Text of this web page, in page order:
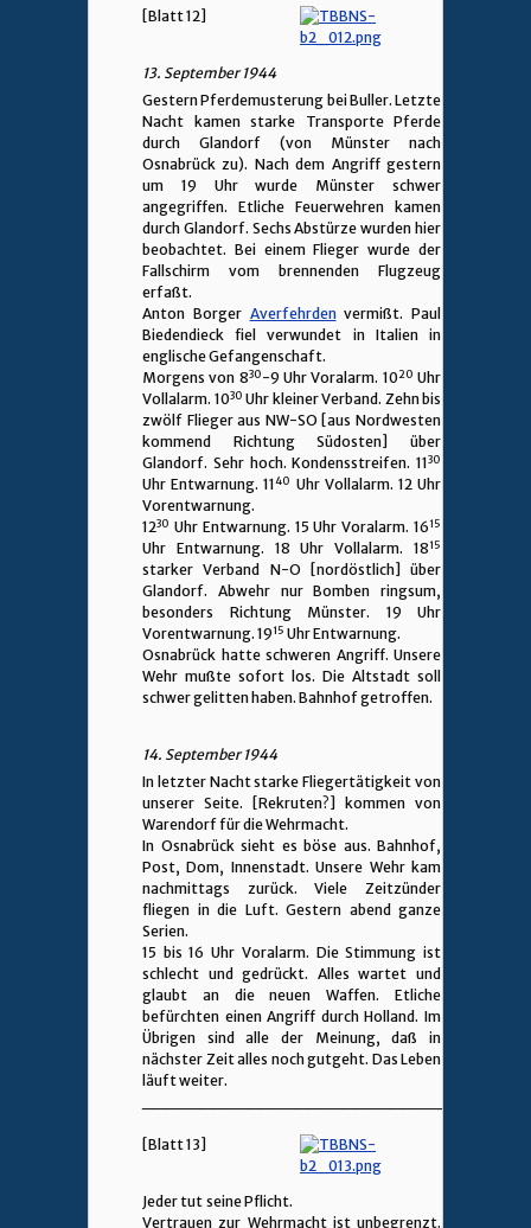
[Blatt 12]
13. September 1944
Gestern Pferdemusterung bei Buller. Letzte
Nacht kamen starke Transporte Pferde
durch Glandorf (von Münster nach
Osnabrück zu). Nach dem Angriff gestern
um 19 Uhr wurde Münster schwer
angegriffen. Etliche Feuerwehren kamen
durch Glandorf. Sechs Abstürze wurden hier
beobachtet. Bei einem Flieger wurde der
Fallschirm vom brennenden Flugzeug
erfaßt.
Anton Borger Averfehrdenvermißt. Paul
Biedendieck fiel verwundet in Italien in
englische Gefangenschaft.
Morgens von 830-9 Uhr Voralarm. 1020 Uhr
Vollalarm. 1030 Uhr kleiner Verband. Zehn bis
zwölf Flieger aus NW-SO [aus Nordwesten
kommend Richtung Südosten] über
Glandorf. Sehr hoch. Kondensstreifen. 1130
Uhr Entwarnung. 1140 Uhr Vollalarm. 12 Uhr
Vorentwarnung.
1230 Uhr Entwarnung. 15 Uhr Voralarm. 1615
Uhr Entwarnung. 18 Uhr Vollalarm. 1815
starker Verband N-O [nordöstlich] über
Glandorf. Abwehr nur Bomben ringsum,
besonders Richtung Münster. 19 Uhr
Vorentwarnung. 1915 Uhr Entwarnung.
Osnabrück hatte schweren Angriff. Unsere
Wehr mußte sofort los. Die Altstadt soll
schwer gelitten haben. Bahnhof getroffen.
14. September 1944
In letzter Nacht starke Fliegertätigkeit von
unserer Seite. [Rekruten?] kommen von
Warendorf für die Wehrmacht.
In Osnabrück sieht es böse aus. Bahnhof,
Post, Dom, Innenstadt. Unsere Wehr kam
nachmittags zurück. Viele Zeitzünder
fliegen in die Luft. Gestern abend ganze
Serien.
15 bis 16 Uhr Voralarm. Die Stimmung ist
schlecht und gedrückt. Alles wartet und
glaubt an die neuen Waffen. Etliche
befürchten einen Angriff durch Holland. Im
Übrigen sind alle der Meinung, daß in
nächster Zeit alles noch gutgeht. Das Leben
läuft weiter.
[Blatt 13]
Jeder tut seine Pflicht.
Vertrauen zur Wehrmacht ist unbegrenzt.